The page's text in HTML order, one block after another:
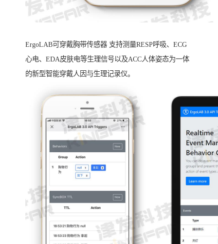
ErgoLAB可穿戴胸带传感器 支持测量RESP呼吸、ECG
心电、EDA皮肤电等生理信号以及ACC人体姿态为一体
的新型智能穿戴人因与生理记录仪。